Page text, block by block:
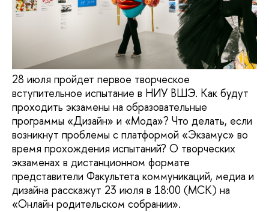
28 июля пройдет первое творческое
вступительное испытание в НИУ ВШЭ. Как будут
проходить экзамены на образовательные
программы «Дизайн» и «Мода»? Что делать, если
возникнут проблемы с платформой «Экзамус» во
время прохождения испытаний? О творческих
экзаменах в дистанционном формате
представители Факультета коммуникаций, медиа и
дизайна расскажут 23 июля в 18:00 (МСК) на
«Онлайн родительском собрании».